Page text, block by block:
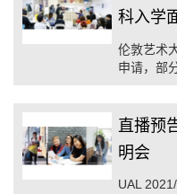
科入学
伦敦艺术
申请，部
直播预
明会
UAL